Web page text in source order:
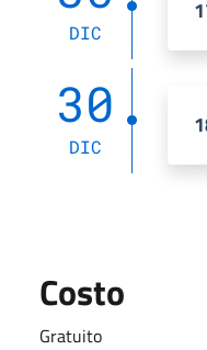
DIC
30
DIC
Costo
Gratuito